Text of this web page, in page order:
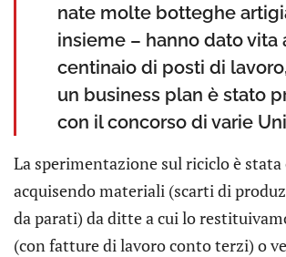
nate molte botteghe
insieme – hanno dato vita
centinaio di posti di
un business plan è stato
con il concorso di varie
La sperimentazione sul riciclo è
acquisendo materiali (scarti di
da parati) da ditte a cui lo
(con fatture di lavoro conto terzi) o